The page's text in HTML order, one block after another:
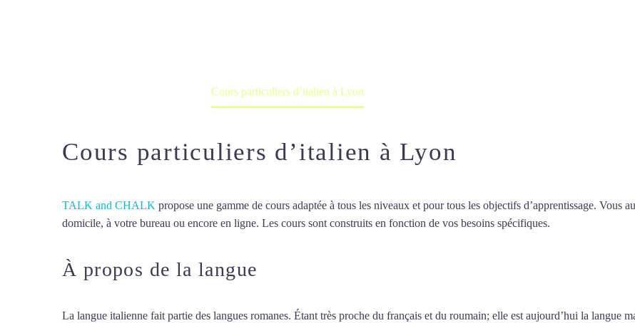
Cours particuliers d’italien à Lyon
Cours particuliers d’italien à Lyon
TALK and CHALK propose une gamme de cours adaptée à tous les niveaux et pour tous les objectifs d’apprentissage. Vous
domicile, à votre bureau ou encore en ligne. Les cours sont construits en fonction de vos besoins spécifiques.
À propos de la langue
La langue italienne fait partie des langues romanes. Étant très proche du français et du roumain; elle est aujourd’hui la langue